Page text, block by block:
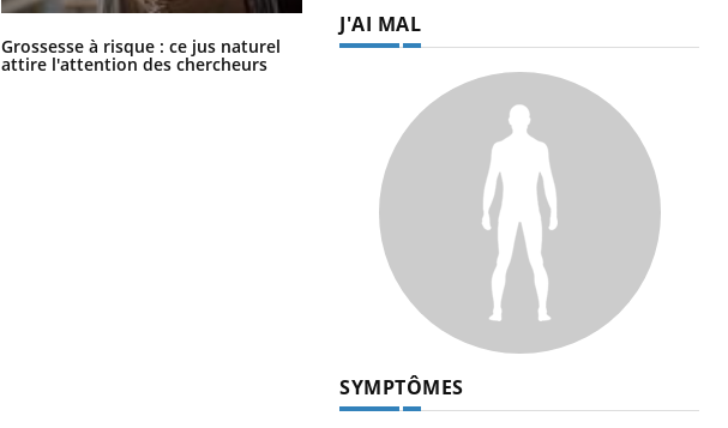
Grossesse à risque : ce jus naturel
attire l'attention des chercheurs
Comment oublier les écrans en
J'AI MAL
SYMPTÔMES